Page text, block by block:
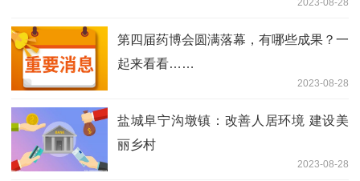
第四届药博会圆满落幕，有哪些成果？一
起来看看……
2023-08-28
盐城阜宁沟墩镇：改善人居环境 建设美
丽乡村
2023-08-28